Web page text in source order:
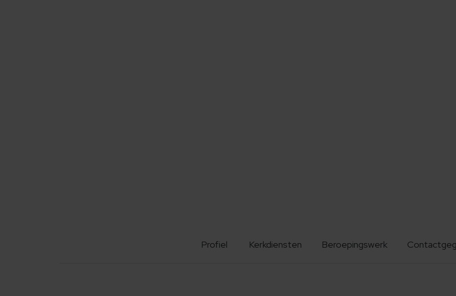
Profiel Kerkdiensten Beroepingswerk